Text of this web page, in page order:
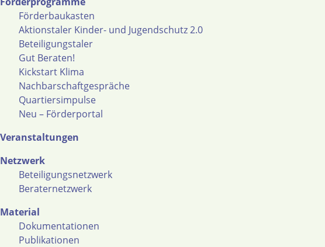
Förderbaukasten
Aktionstaler Kinder- und Jugendschutz 2.0
Beteiligungstaler
Gut Beraten!
Kickstart Klima
Nachbarschaftgespräche
Quartiersimpulse
Neu – Förderportal
Veranstaltungen
Netzwerk
Beteiligungsnetzwerk
Beraternetzwerk
Material
Dokumentationen
Publikationen